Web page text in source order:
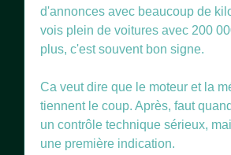
d'annonces avec beaucoup de
vois plein de voitures avec 200
plus, c'est souvent bon signe.
Ca veut dire que le moteur et la
tiennent le coup. Après, faut
un contrôle technique sérieux,
une première indication.